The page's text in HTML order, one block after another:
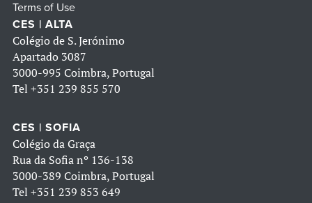
Terms of Use
CES | ALTA
Colégio de S. Jerónimo
Apartado 3087
3000-995 Coimbra, Portugal
Tel +351 239 855 570
CES | SOFIA
Colégio da Graça
Rua da Sofia nº 136-138
3000-389 Coimbra, Portugal
Tel +351 239 853 649